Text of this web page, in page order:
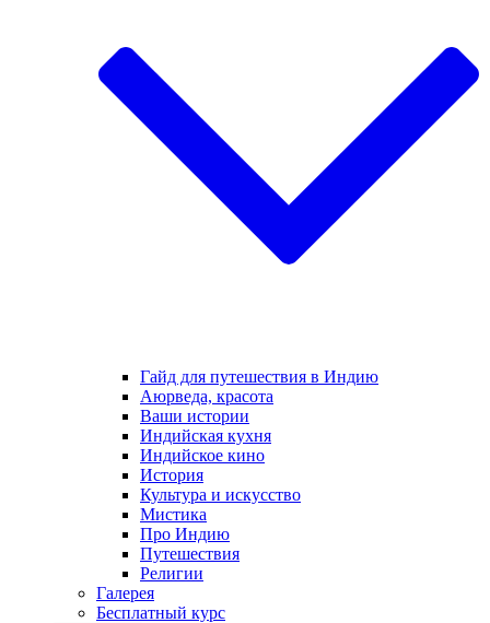
Гайд для путешествия в Индию
Аюрведа, красота
Ваши истории
Индийская кухня
Индийское кино
История
Культура и искусство
Мистика
Про Индию
Путешествия
Религии
Галерея
Бесплатный курс